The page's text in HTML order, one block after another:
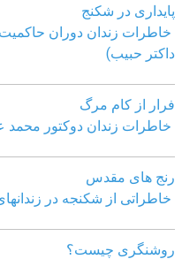
پایداری در شکنج
خاطرات زندان دوران
داکتر حبیب)
فرار از کام مرگ
خاطرات زندان دوکتور محمد
رنج های مقدس
خاطراتی از شکنجه در
روشنگری چیست؟